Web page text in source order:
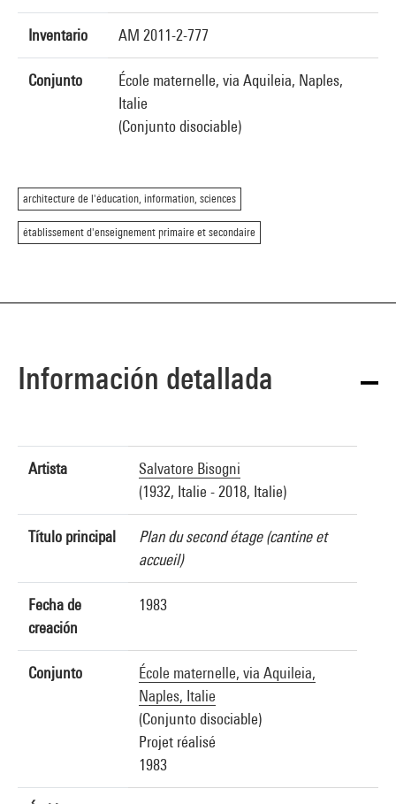
Inventario AM 2011-2-777
Conjunto
École maternelle, via Aquileia, Naples,
Italie
(Conjunto disociable)
architecture de l'éducation, information, sciences
établissement d'enseignement primaire et secondaire
Información detallada
Artista
Salvatore Bisogni
(1932, Italie - 2018, Italie)
Título principal
Plan du second étage (cantine et
accueil)
Fecha de
creación
1983
Conjunto
École maternelle, via Aquileia,
Naples, Italie
(Conjunto disociable)
Projet réalisé
1983